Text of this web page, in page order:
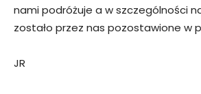
nami podróżuje a w szczególności
zostało przez nas pozostawione w
JR